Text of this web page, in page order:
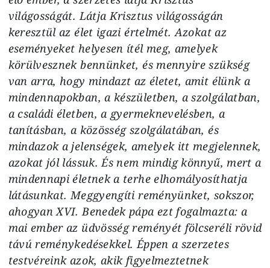
világosságát. Látja Krisztus világosságán
keresztül az élet igazi értelmét. Azokat az
eseményeket helyesen ítél meg, amelyek
körülvesznek bennünket, és mennyire szükség
van arra, hogy mindazt az életet, amit élünk a
mindennapokban, a készületben, a szolgálatban,
a családi életben, a gyermeknevelésben, a
tanításban, a közösség szolgálatában, és
mindazok a jelenségek, amelyek itt megjelennek,
azokat jól lássuk. És nem mindig könnyű, mert a
mindennapi életnek a terhe elhomályosíthatja
látásunkat. Meggyengíti reményünket, sokszor,
ahogyan XVI. Benedek pápa ezt fogalmazta: a
mai ember az üdvösség reményét fölcseréli rövid
távú reménykedésekkel. Éppen a szerzetes
testvéreink azok, akik figyelmeztetnek